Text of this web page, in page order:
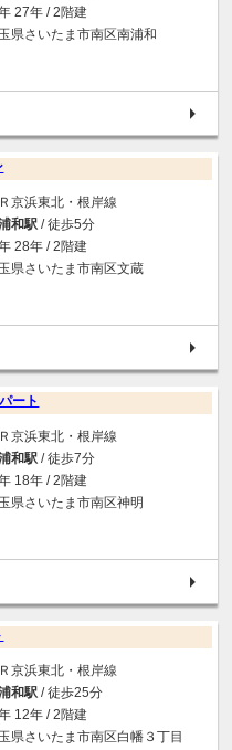
27年 / 2階建
県さいたま市南区南浦和
京浜東北・根岸線
和駅 / 徒歩5分
28年 / 2階建
県さいたま市南区文蔵
ート
京浜東北・根岸線
和駅 / 徒歩7分
18年 / 2階建
県さいたま市南区神明
京浜東北・根岸線
和駅 / 徒歩25分
12年 / 2階建
県さいたま市南区白幡３丁目